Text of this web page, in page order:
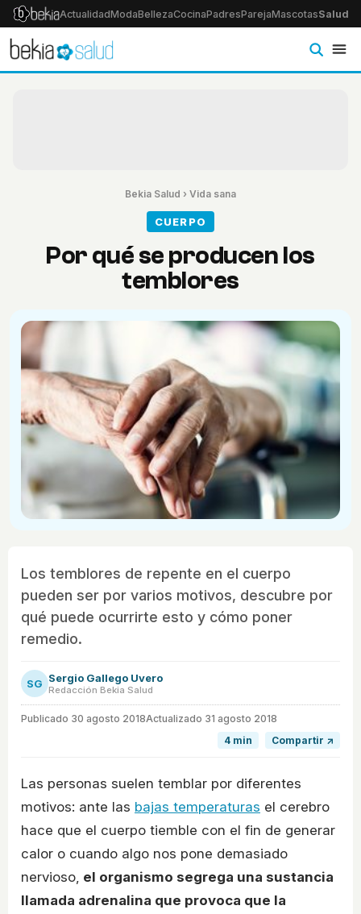
ActualidadModaBellezaCocinaPadresParejaMascotasSalud
Bekia Salud › Vida sana
CUERPO
Por qué se producen los
temblores
Los temblores de repente en el cuerpo
pueden ser por varios motivos, descubre por
qué puede ocurrirte esto y cómo poner
remedio.
SG Sergio Gallego Uvero
Redacción Bekia Salud
Publicado 30 agosto 2018Actualizado 31 agosto 2018
4 min
Compartir ↗
Las personas suelen temblar por diferentes
motivos: ante las bajas temperaturas el cerebro
hace que el cuerpo tiemble con el fin de generar
calor o cuando algo nos pone demasiado
nervioso, el organismo segrega una sustancia
llamada adrenalina que provoca que la